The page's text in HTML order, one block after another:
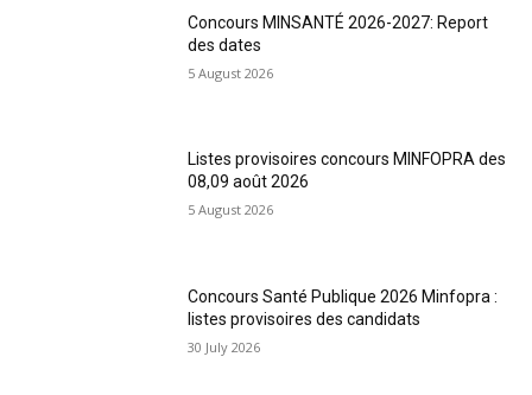
Concours MINSANTÉ 2026-2027: Report
des dates
5 August 2026
Listes provisoires concours MINFOPRA des
08,09 août 2026
5 August 2026
Concours Santé Publique 2026 Minfopra :
listes provisoires des candidats
30 July 2026